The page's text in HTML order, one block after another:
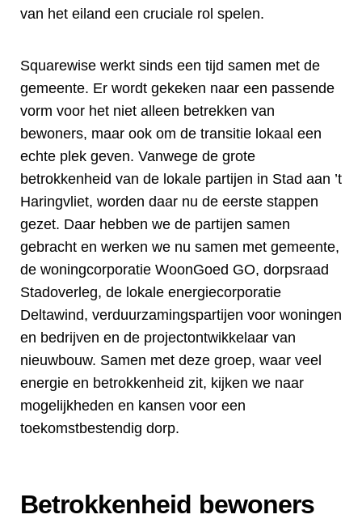
van het eiland een cruciale rol spelen.
Squarewise werkt sinds een tijd samen met de
gemeente. Er wordt gekeken naar een passende
vorm voor het niet alleen betrekken van
bewoners, maar ook om de transitie lokaal een
echte plek geven. Vanwege de grote
betrokkenheid van de lokale partijen in Stad aan ’t
Haringvliet, worden daar nu de eerste stappen
gezet. Daar hebben we de partijen samen
gebracht en werken we nu samen met gemeente,
de woningcorporatie WoonGoed GO, dorpsraad
Stadoverleg, de lokale energiecorporatie
Deltawind, verduurzamingspartijen voor woningen
en bedrijven en de projectontwikkelaar van
nieuwbouw. Samen met deze groep, waar veel
energie en betrokkenheid zit, kijken we naar
mogelijkheden en kansen voor een
toekomstbestendig dorp.
Betrokkenheid bewoners